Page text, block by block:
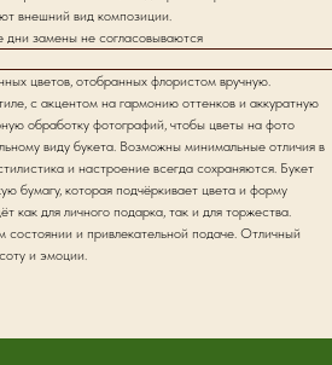
внешний вид композиции.
замены не согласовываются
цветов, отобранных флористом вручную.
с акцентом на гармонию оттенков и аккуратную
обработку фотографий, чтобы цветы на фото
виду букета. Возможны минимальные отличия в
и настроение всегда сохраняются. Букет
бумагу, которая подчёркивает цвета и форму
как для личного подарка, так и для торжества.
состоянии и привлекательной подаче. Отличный
и эмоции.